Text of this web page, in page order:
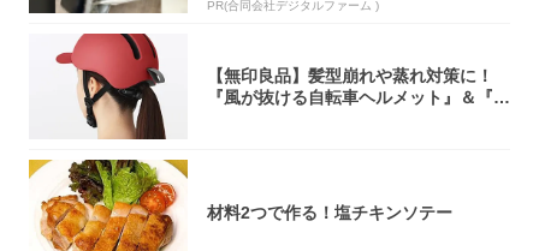
PR(合同会社デジタルファーム )
【無印良品】髪型崩れや蒸れ対策に！
『風が抜ける自転車ヘルメット』＆『2
材料2つで作る！塩チキンソテー